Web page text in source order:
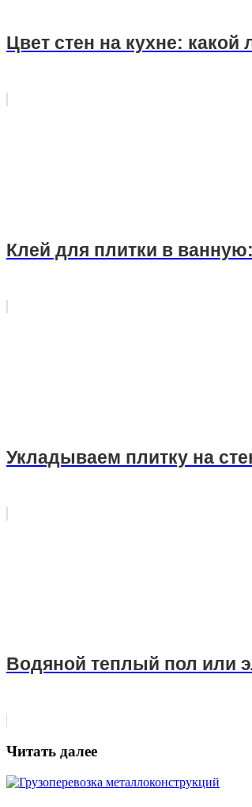
Цвет стен на кухне:
Клей для плитки в
Укладываем плитку на
Водяной теплый пол или
Читать далее